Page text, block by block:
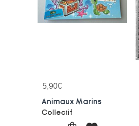
5,90€
Animaux Marins
Collectif